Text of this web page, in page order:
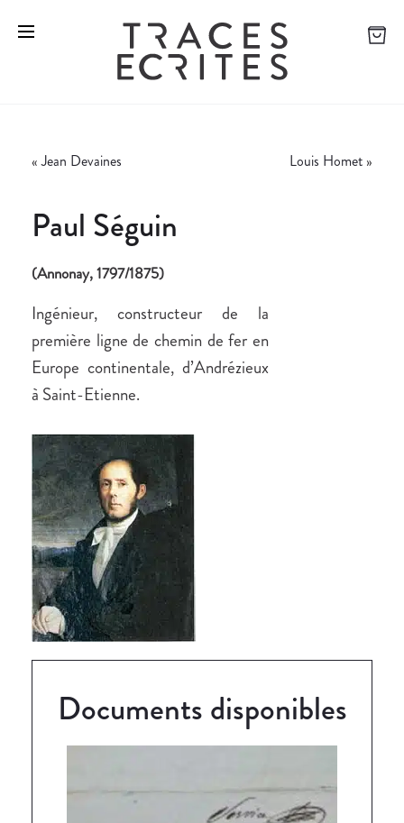
«Jean Devaines Louis Homet »
Paul Séguin
(Annonay, 1797/1875)
Ingénieur, constructeur de la
première ligne de chemin de fer en
Europe continentale, d’Andrézieux
à Saint-Etienne.
Documents disponibles